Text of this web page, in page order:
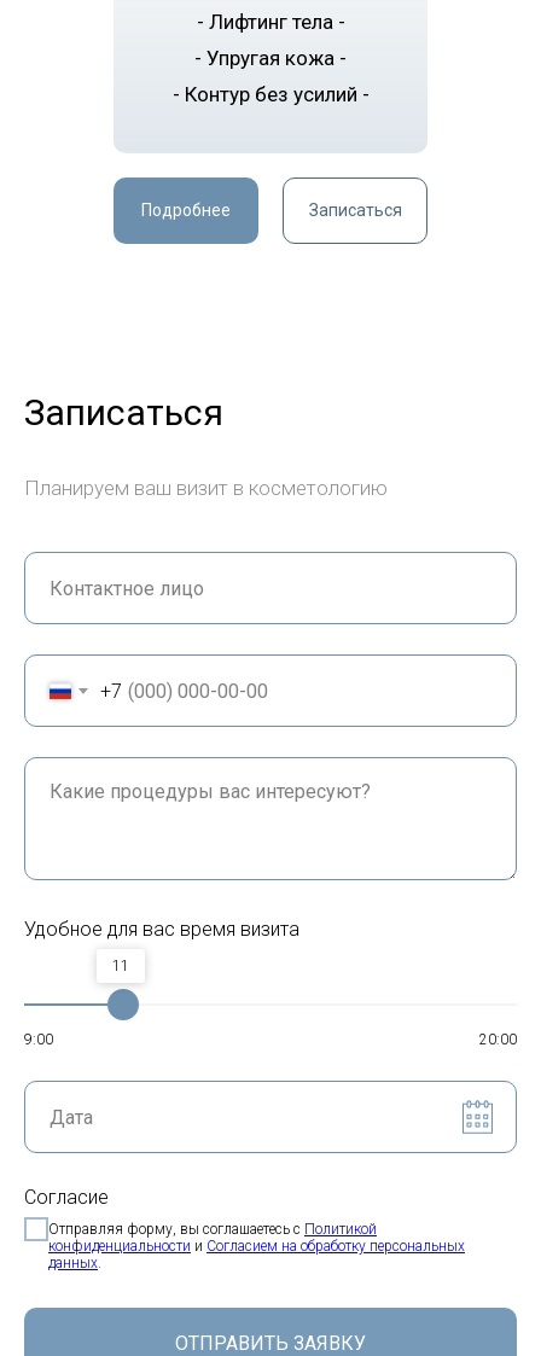
- Лифтинг тела -
- Упругая кожа -
- Контур без усилий -
Подробнее Записаться
Записаться
Планируем ваш визит в косметологию
+7
Удобное для вас время визита
11
9:00 20:00
Согласие
Отправляя форму, вы соглашаетесь с Политикой
конфиденциальности и Согласием на обработку персональных
данных
ОТПРАВИТЬ ЗАЯВКУ